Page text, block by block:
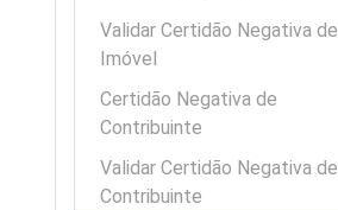
Validar Certidão Negativa de
Imóvel
Certidão Negativa de
Contribuinte
Validar Certidão Negativa de
Contribuinte